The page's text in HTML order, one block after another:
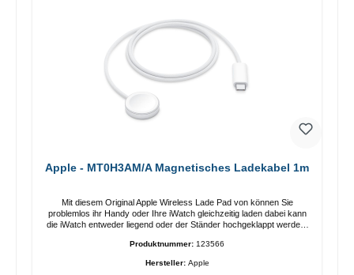
Apple - MT0H3AM/A Magnetisches Ladekabel 1m
Mit diesem Original Apple Wireless Lade Pad von können Sie
problemlos ihr Handy oder Ihre iWatch gleichzeitig laden dabei kann
die iWatch entweder liegend oder der Ständer hochgeklappt werden.
Produktnummer: 123566
Hersteller: Apple